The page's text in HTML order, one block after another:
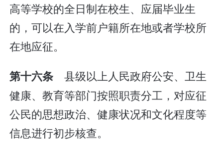
高等学校的全日制在校生、应届毕业生
的，可以在入学前户籍所在地或者学校所
在地应征。
第十六条 县级以上人民政府公安、卫生
健康、教育等部门按照职责分工，对应征
公民的思想政治、健康状况和文化程度等
信息进行初步核查。